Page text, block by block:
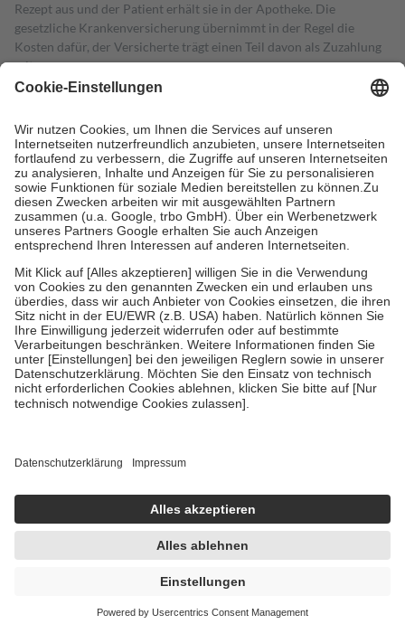
Rezept aus und der Patient erhält sie in der Apotheke. Die
gesetzliche Krankenversicherung übernimmt in der Regel die
Kosten dafür, der Versicherte trägt einen Teil davon als Zuzahlung
mit.
Grundsätzlich leisten Mitglieder Zuzahlungen in Höhe von zehn
höchstens zehn Euro.
Es sind jedoch nie mehr als die tatsächlichen
Kosten der Leistung zu entrichten.
Diese Regeln gelten grundsätzlich auch für Online-Apotheken.
Bei Heilmitteln und häuslicher Krankenpflege beträgt die
Zuzahlung zehn Prozent der Kosten sowie zehn Euro je
Verordnung.
Um das Engagement der Versicherten für ihre eigene Gesundheit zu
stärken und die besondere Stellung der Familie zu unterstützen,
fallenkeine Zuzahlungenan bei:
• Kindern und Jugendlichen bis zum vollendeten 18. Lebensjahr
mit Ausnahme der Fahrkosten
• Untersuchungen zur Vorsorge und Früherkennung, die von der
GKV getragen werden
• empfohlenen Schutzimpfungen
• Harn- und Blutteststreifen
getroffen, um sicherzustellen, dass es sich um echte Bewertungen
https://help.etrusted.com/hc/de/articles/4419944605341
Einige Bilder und Inhalte wurden unter Zuhilfenahme künstlicher